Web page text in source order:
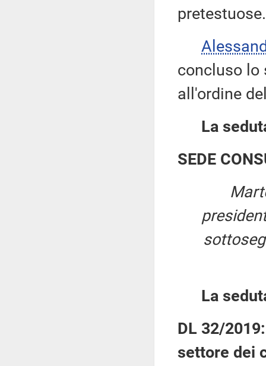
pretestuose.
concluso lo
all'ordine
La
SEDE
La
DL 32/
settore dei